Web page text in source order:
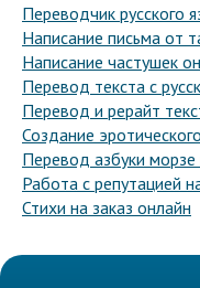
Переводчик русского
Написание письма от
Написание частушек
Перевод текста с
Перевод и рерайт
Создание
Перевод азбуки
Работа с репутацией
Стихи на заказ онлайн